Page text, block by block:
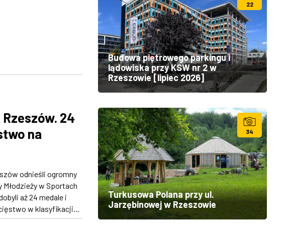
24
na
odnieśli ogromny
w Sportach
aż 24 medale i
w klasyfikacji...
22
Budowa piętrowego parkingu i
lądowiska przy KSW nr 2 w
Rzeszowie [lipiec 2026]
34
Turkusowa Polana przy ul.
Jarzębinowej w Rzeszowie